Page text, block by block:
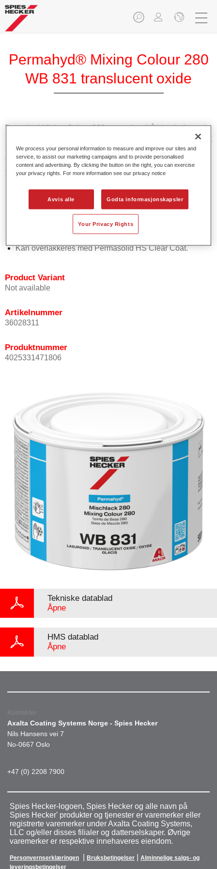
Permahyd® Mixing Colour 280
WB 831 translucent oxide
Permahyd Mixing Colour 280 anvendes til å blande farger i
Permahyd Pearl Base Coat 285, et vannfortynnbart baselakk
system av høy kvalitet. Den er basert på en spesiell
teknologi med polyuretanspredning til tette farger og
effektfarger.
Produktfunksjoner
Gir god vertikal stabilitet.
Har god dekkevne.
Kan overlakkeres med Permasolid HS Clear Coat.
Product Variant
Not available
Artikelnummer
36028311
Produktnummer
4025331471806
Tekniske datablad
Åpne
HMS datablad
Åpne
Kontakter
Axalta Coating Systems Norge - Spies Hecker
Nils Hansens vei 7
No-0667 Oslo
+47 (0) 2208 7900
Spies Hecker-logoen, Spies Hecker og alle navn på
Spies Hecker' produkter og tjenester er varemerker eller
registrerte varemerker under Axalta Coating Systems,
LLC og/eller disses filialer og datterselskaper. Øvrige
varemerker er respektive innehaveres eiendom.
Personvernserklæringen Bruksbetingelser
Alminnelige salgs- og
leveringsbetingelser
We process your personal information to measure and improve our sites and
service, to assist our marketing campaigns and to provide personalised
content and advertising. By clicking the button on the right, you can exercise
your privacy rights. For more information see our privacy notice
Avvis alle Godta informasjonskapsler
Your Privacy Rights